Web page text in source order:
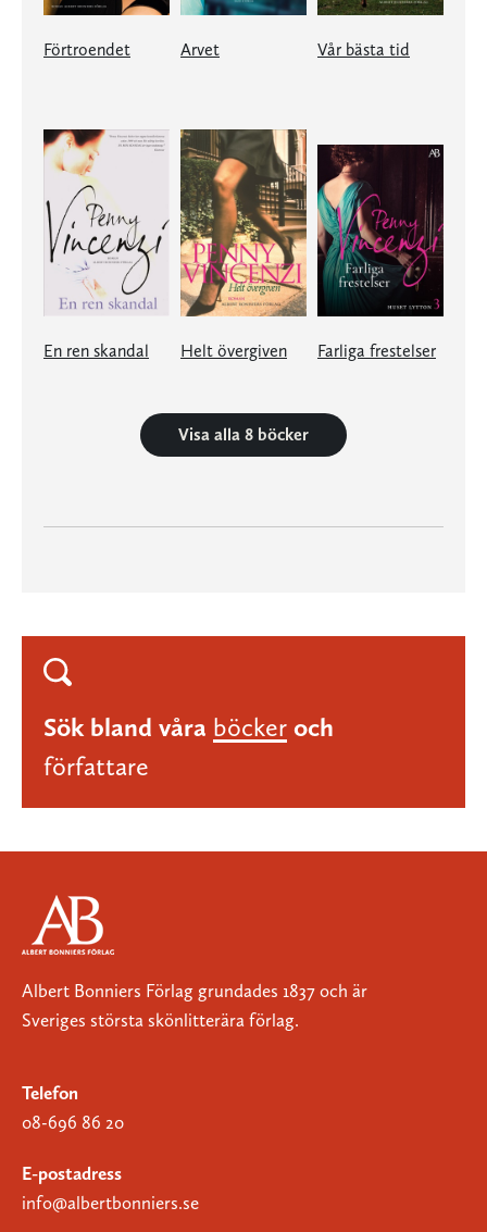
Förtroendet Arvet Vår bästa tid
En ren skandal Helt övergiven Farliga frestelser
Visa alla 8 böcker
Sök bland våra böcker och
författare
Albert Bonniers Förlag grundades 1837 och är
Sveriges största skönlitterära förlag.
Telefon
08-696 86 20
E-postadress
info@albertbonniers.se